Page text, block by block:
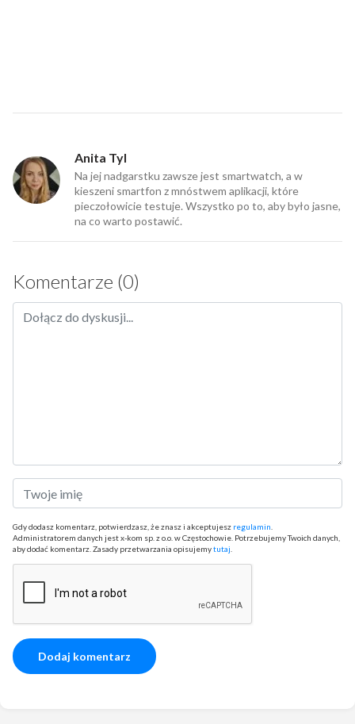
Anita Tyl
Na jej nadgarstku zawsze jest smartwatch, a w
kieszeni smartfon z mnóstwem aplikacji, które
pieczołowicie testuje. Wszystko po to, aby było jasne,
na co warto postawić.
Komentarze (0)
Gdy dodasz komentarz, potwierdzasz, że znasz i akceptujesz regulamin
Administratorem danych jest x-kom sp. z o.o. w Częstochowie. Potrzebujemy Twoich danych,
aby dodać komentarz. Zasady przetwarzania opisujemytutaj